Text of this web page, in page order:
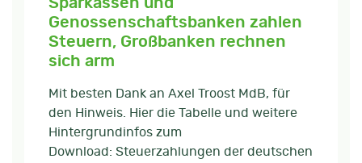
Sparkassen und
Genossenschaftsbanken zahlen
Steuern, Großbanken rechnen
sich arm
Mit besten Dank an Axel Troost MdB, für
den Hinweis. Hier die Tabelle und weitere
Hintergrundinfos zum
Download: Steuerzahlungen der deutschen